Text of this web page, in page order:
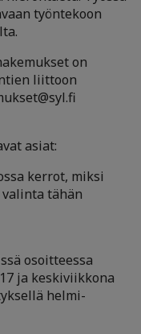
työntekoon
on
liittoon
asiat:
kerrot, miksi
tähän
osoitteessa
ja keskiviikkona
helmi-